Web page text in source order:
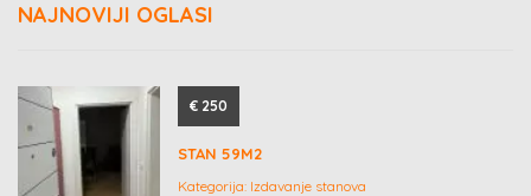
NAJNOVIJI OGLASI
€ 250
STAN 59M2
Kategorija: Izdavanje stanova